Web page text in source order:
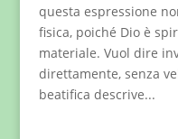
questa espressione
fisica, poiché Dio è
materiale. Vuol dire
direttamente, senza
beatifica descrive...